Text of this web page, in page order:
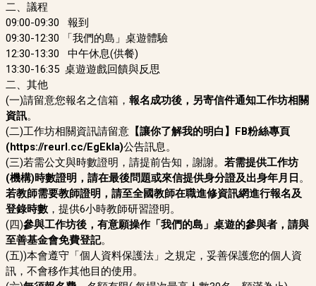
二、議程
09:00-09:30 報到
09:30-12:30 「我們的島」桌遊體驗
12:30-13:30 中午休息(供餐)
13:30-16:35 桌遊遊戲回饋與反思
二、其他
(一)請留意您報名之信箱， 報名成功後，另寄信件通知工作坊相關
資訊。
(二)工作坊相關資訊請留意 【讓你了解我的明白】FB粉絲專頁
(https://reurl.cc/EgEkla)公告訊息。
(三)若需公文與時數證明，請提前告知，謝謝。 若需提供工作坊
(機構)時數證明，請在最後問題或來信提供身分證及出身年月日 。
若教師需要教師證明，請至全國教師在職進修資訊網進行報名及
登錄時數 ，提供6小時教師研習證明。
(四)參與工作坊後， 有意願操作「我們的島」桌遊的參與者， 請與
至善基金會免費登記。
(五))本會遵守「個人資料保護法」之規定，妥善保護您的個人資
訊，不會移作其他目的使用。